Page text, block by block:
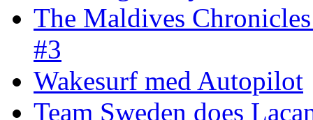
The Maldives
#3
Wakesurf med Autopilot
Team Sweden does